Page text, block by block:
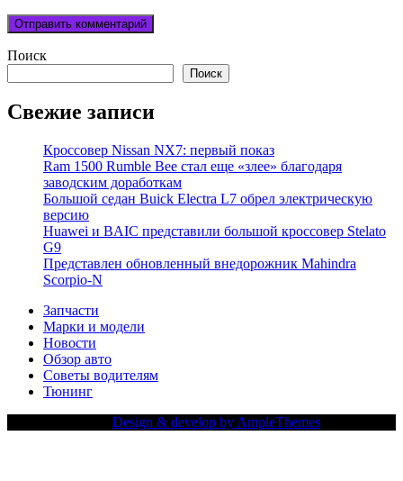
Поиск
Поиск
Свежие записи
Кроссовер Nissan NX7: первый показ
Ram 1500 Rumble Bee стал еще «злее» благодаря
заводским доработкам
Большой седан Buick Electra L7 обрел электрическую
версию
Huawei и BAIC представили большой кроссовер Stelato
G9
Представлен обновленный внедорожник Mahindra
Scorpio-N
Запчасти
Марки и модели
Новости
Обзор авто
Советы водителям
Тюнинг
Design & develop by AmpleThemes